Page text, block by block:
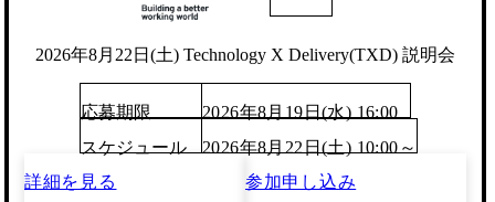
2026年8月22日(土) Technology X Delivery(TXD) 説明会
応募期限
2026年8月19日(水) 16:00
スケジュール
2026年8月22日(土) 10:00～
詳細を見る
参加申し込み